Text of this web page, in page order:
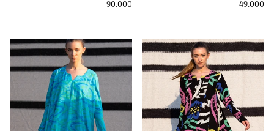
Regular price
49.000
Regular price
90.000